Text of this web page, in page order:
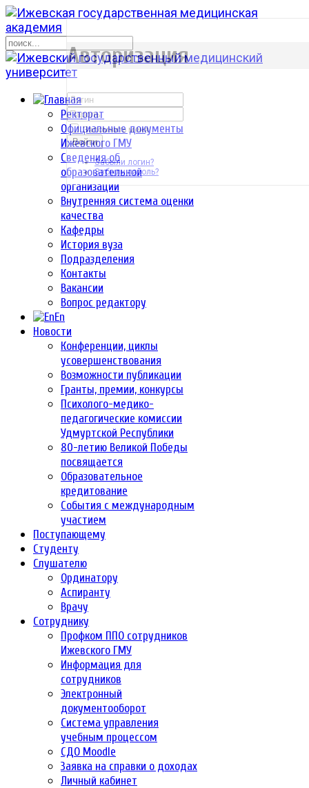
Ректорат
Официальные документы
Ижевского ГМУ
Сведения об
образовательной
организации
Внутренняя система оценки
качества
Кафедры
История вуза
Подразделения
Контакты
Вакансии
Вопрос редактору
En
Новости
Конференции, циклы
усовершенствования
Возможности публикации
Гранты, премии, конкурсы
Психолого-медико-
педагогические комиссии
Удмуртской Республики
80-летию Великой Победы
посвящается
Образовательное
кредитование
События с международным
участием
Поступающему
Студенту
Слушателю
Ординатору
Аспиранту
Врачу
Сотруднику
Профком ППО сотрудников
Ижевского ГМУ
Информация для
сотрудников
Электронный
документооборот
Система управления
учебным процессом
СДО Moodle
Заявка на справки о доходах
Личный кабинет
р
Авторизация
Запомнить меня
Войти
Забыли логин?
Забыли пароль?